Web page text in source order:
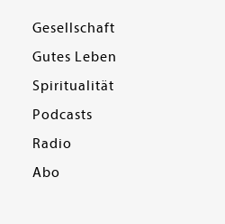
Gesellschaft
Gutes Leben
Spiritualität
Podcasts
Radio
Abo